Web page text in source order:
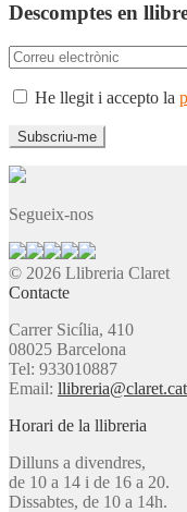
Descomptes en
He llegit i accepto la
Segueix-nos
© 2026 Llibreria Claret
Contacte
Carrer Sicília, 410
08025 Barcelona
Tel: 933010887
Email: llibreria@claret.cat
Horari de la llibreria
Dilluns a divendres,
de 10 a 14 i de 16 a 20.
Dissabtes, de 10 a 14h.